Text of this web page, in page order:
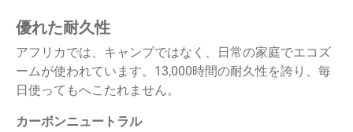
優れた耐久性
アフリカでは、キャンプではなく、日常の家庭でエコズ
ームが使われています。13,000時間の耐久性を誇り、毎
日使ってもへこたれません。
カーボンニュートラル